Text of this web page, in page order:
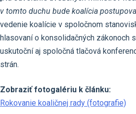
v tomto duchu bude koalícia
vedenie koalície v spoločnom
hlasovaní o konsolidačných zákonoch
uskutoční aj spoločná tlačová
strán.
Zobraziť fotogalériu k článku:
Rokovanie koaličnej rady (fotografie)